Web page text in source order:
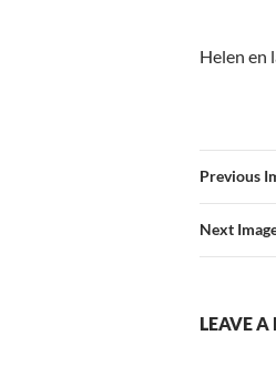
Helen en
Previous
Next
LEAVE A